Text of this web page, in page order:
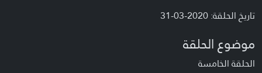
تاريخ الحلقة: 2020-03-31
موضوع الحلقة
الحلقة الخامسة